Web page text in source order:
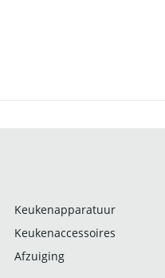
Keukenapparatuur
Keukenaccessoires
Afzuiging